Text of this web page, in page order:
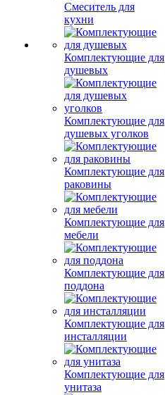
Смеситель для
кухни
Комплектующие для
душевых
Комплектующие для
душевых уголков
Комплектующие для
раковины
Комплектующие для
мебели
Комплектующие для
поддона
Комплектующие для
инсталляции
Комплектующие для
унитаза